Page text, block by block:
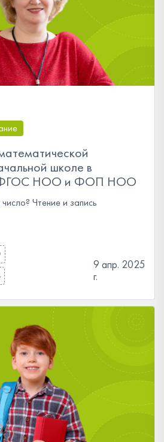
школе в
ФГОС НОО и ФОП НОО
Чтение и запись
9 апр. 2025
г.